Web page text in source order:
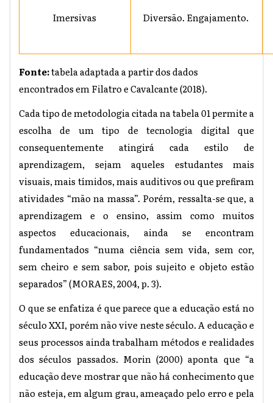
Imersivas Diversão. Engajamento.
Fonte:tabela adaptada a partir dos dados
encontrados em Filatro e Cavalcante (2018).
Cada tipo de metodologia citada na tabela 01 permite a
escolha de um tipo de tecnologia digital que
consequentemente atingirá cada estilo de
aprendizagem, sejam aqueles estudantes mais
visuais, mais tímidos, mais auditivos ou que prefiram
atividades “mão na massa”. Porém, ressalta-se que, a
aprendizagem e o ensino, assim como muitos
aspectos educacionais, ainda se encontram
fundamentados “numa ciência sem vida, sem cor,
sem cheiro e sem sabor, pois sujeito e objeto estão
separados” (MORAES, 2004, p. 3).
O que se enfatiza é que parece que a educação está no
século XXI, porém não vive neste século. A educação e
seus processos ainda trabalham métodos e realidades
dos séculos passados. Morin (2000) aponta que “a
educação deve mostrar que não há conhecimento que
não esteja, em algum grau, ameaçado pelo erro e pela